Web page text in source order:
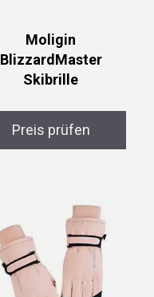
Moligin
BlizzardMaster
Skibrille
Preis prüfen